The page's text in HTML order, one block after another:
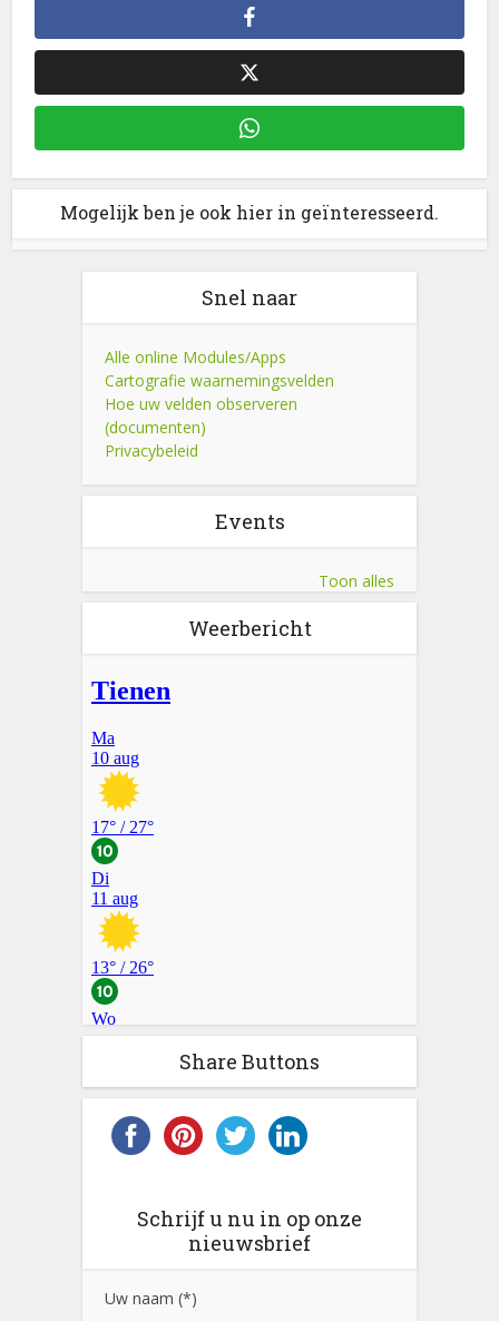
Mogelijk ben je ook hier in geïnteresseerd.
Snel naar
Alle online Modules/Apps
Cartografie waarnemingsvelden
Hoe uw velden observeren
(documenten)
Privacybeleid
Events
Toon alles
Weerbericht
Share Buttons
Schrijf u nu in op onze
nieuwsbrief
Uw naam (*)